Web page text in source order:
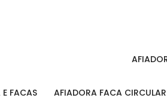
E FACAS AFIADORA FACA CIRCULAR